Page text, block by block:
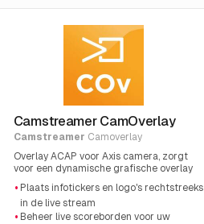
Camstreamer CamOverlay
Camstreamer Camoverlay
Overlay ACAP voor Axis camera, zorgt
voor een dynamische grafische overlay
over het beeld van elke Axis camera te
plaatsen
Plaats infotickers en logo's rechtstreeks
in de live stream
Beheer live scoreborden voor uw